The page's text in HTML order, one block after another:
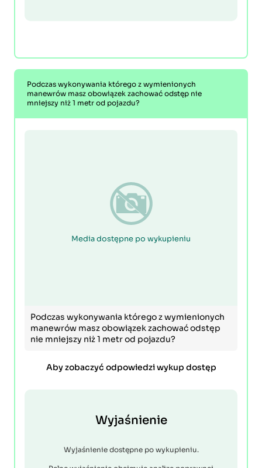
Podczas wykonywania którego z wymienionych
manewrów masz obowiązek zachować odstęp nie
mniejszy niż 1 metr od pojazdu?
Media dostępne po wykupieniu
Podczas wykonywania którego z wymienionych
manewrów masz obowiązek zachować odstęp
nie mniejszy niż 1 metr od pojazdu?
Aby zobaczyć odpowiedzi wykup dostęp
Wyjaśnienie
Wyjaśnienie dostępne po wykupieniu.